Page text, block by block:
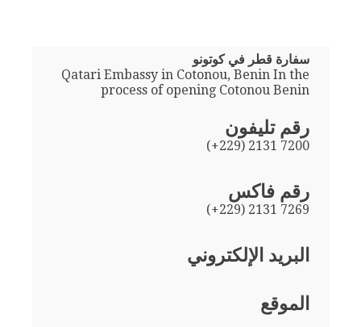
سفارة قطر في كوتونو
Qatari Embassy in Cotonou, Benin In the
process of opening Cotonou Benin
رقم تليفون
(+229) 2131 7200
رقم فاكس
(+229) 2131 7269
البريد الإلكتروني
الموقع